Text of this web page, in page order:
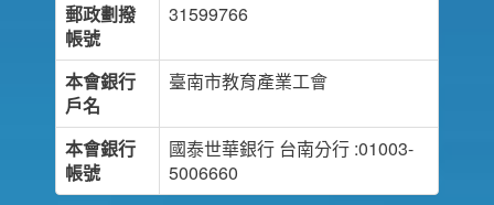
郵政劃撥
帳號
31599766
本會銀行
戶名
臺南市教育產業工會
本會銀行
帳號
國泰世華銀行 台南分行 :01003-
5006660